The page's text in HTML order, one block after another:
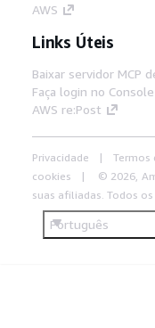
AWS
Links Úteis
Baixar servidor MCP
Faça login no
AWS re:Post
Privacidade Termos
cookies
© 2026,
suas afiliadas. Todos
Português